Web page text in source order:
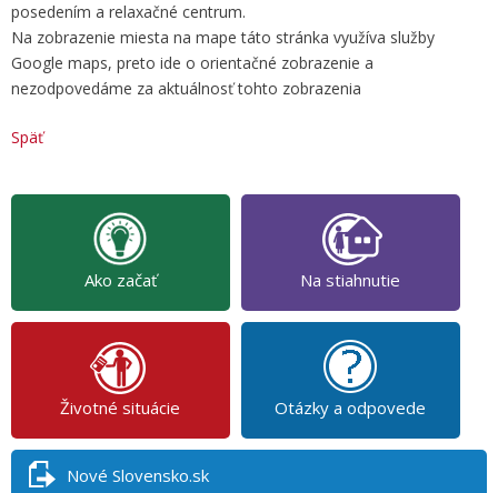
posedením a relaxačné centrum.
Na zobrazenie miesta na mape táto stránka využíva služby
Google maps, preto ide o orientačné zobrazenie a
nezodpovedáme za aktuálnosť tohto zobrazenia
Späť
Ako začať Na stiahnutie
Životné situácie Otázky a odpovede
Nové Slovensko.sk